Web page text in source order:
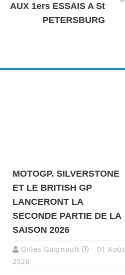
AUX 1ers ESSAIS A St
PETERSBURG
MOTOGP. SILVERSTONE
ET LE BRITISH GP
LANCERONT LA
SECONDE PARTIE DE LA
SAISON 2026
Gilles Gaignault
01 Août
2026